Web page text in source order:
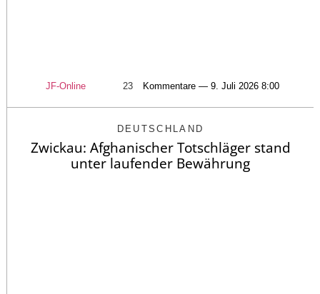
JF-Online 23 Kommentare — 9. Juli 2026 8:00
DEUTSCHLAND
Zwickau: Afghanischer Totschläger stand
unter laufender Bewährung